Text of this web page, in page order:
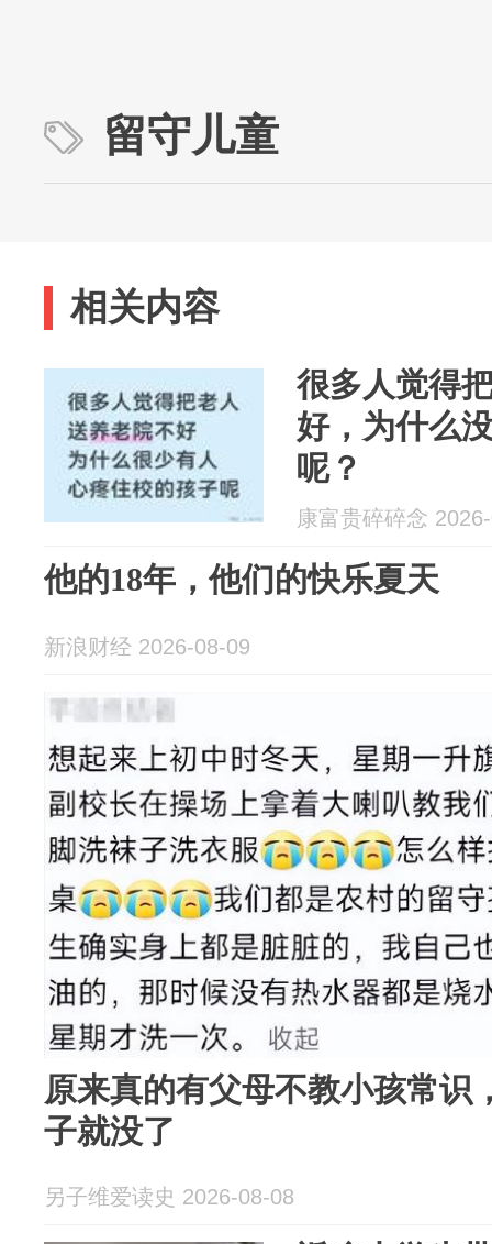
留守儿童
相关内容
很多人觉得
好，为什么
呢？
康富贵碎碎念
他的18年，他们的快乐夏天
新浪财经 2026-08-09
原来真的有父母不教小孩常识
子就没了
另子维爱读史 2026-08-08